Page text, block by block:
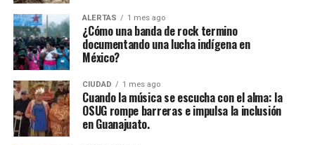
ALERTAS 1 mes ago
¿Cómo una banda de rock termino
documentando una lucha indígena en
México?
CIUDAD 1 mes ago
Cuando la música se escucha con el alma: la
OSUG rompe barreras e impulsa la inclusión
en Guanajuato.